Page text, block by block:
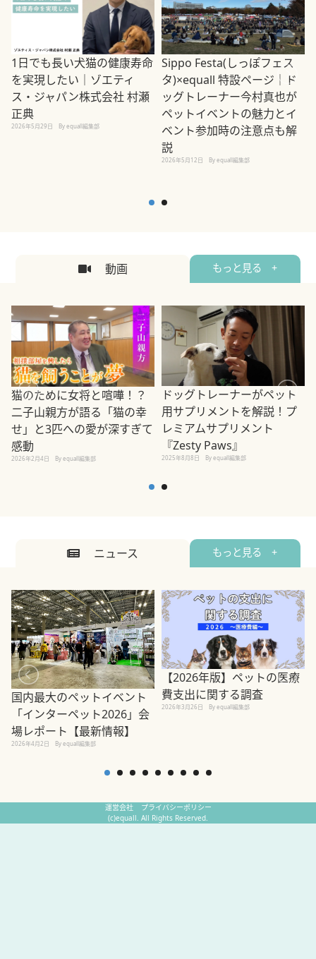
1日でも長い犬猫の健康寿命
を実現したい｜ゾエティ
ス・ジャパン株式会社 村瀬
正典
2026年5月29日 By equall編集部
Sippo Festa(しっぽフェス
タ)×equall 特設ページ｜ド
ッグトレーナー今村真也が
ペットイベントの魅力とイ
ベント参加時の注意点も解
説
2026年5月12日 By equall編集部
動画 もっと見る +
猫のために女将と喧嘩！？
二子山親方が語る「猫の幸
せ」と3匹への愛が深すぎて
感動
2026年2月4日 By equall編集部
ドッグトレーナーがペット
用サプリメントを解説！プ
レミアムサプリメント
『Zesty Paws』
2025年8月8日 By equall編集部
ニュース もっと見る +
国内最大のペットイベント
「インターペット2026」会
場レポート【最新情報】
2026年4月2日 By equall編集部
【2026年版】ペットの医療
費支出に関する調査
2026年3月26日 By equall編集部
運営会社
プライバシーポリシー
(c)equall. All Rights Reserved.